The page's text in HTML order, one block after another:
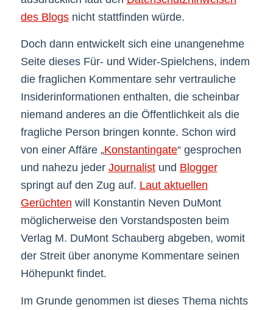
des Blogsnicht stattfinden würde.
Doch dann entwickelt sich eine unangenehme
Seite dieses Für- und Wider-Spielchens, indem
die fraglichen Kommentare sehr vertrauliche
Insiderinformationen enthalten, die scheinbar
niemand anderes an die Öffentlichkeit als die
fragliche Person bringen konnte. Schon wird
von einer Affäre „Konstantingate“ gesprochen
und nahezu jeder Journalistund Blogger
springt auf den Zug auf. Laut aktuellen
Gerüchten will Konstantin Neven DuMont
möglicherweise den Vorstandsposten beim
Verlag M. DuMont Schauberg abgeben, womit
der Streit über anonyme Kommentare seinen
Höhepunkt findet.
Im Grunde genommen ist dieses Thema nichts